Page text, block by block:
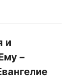
и
–